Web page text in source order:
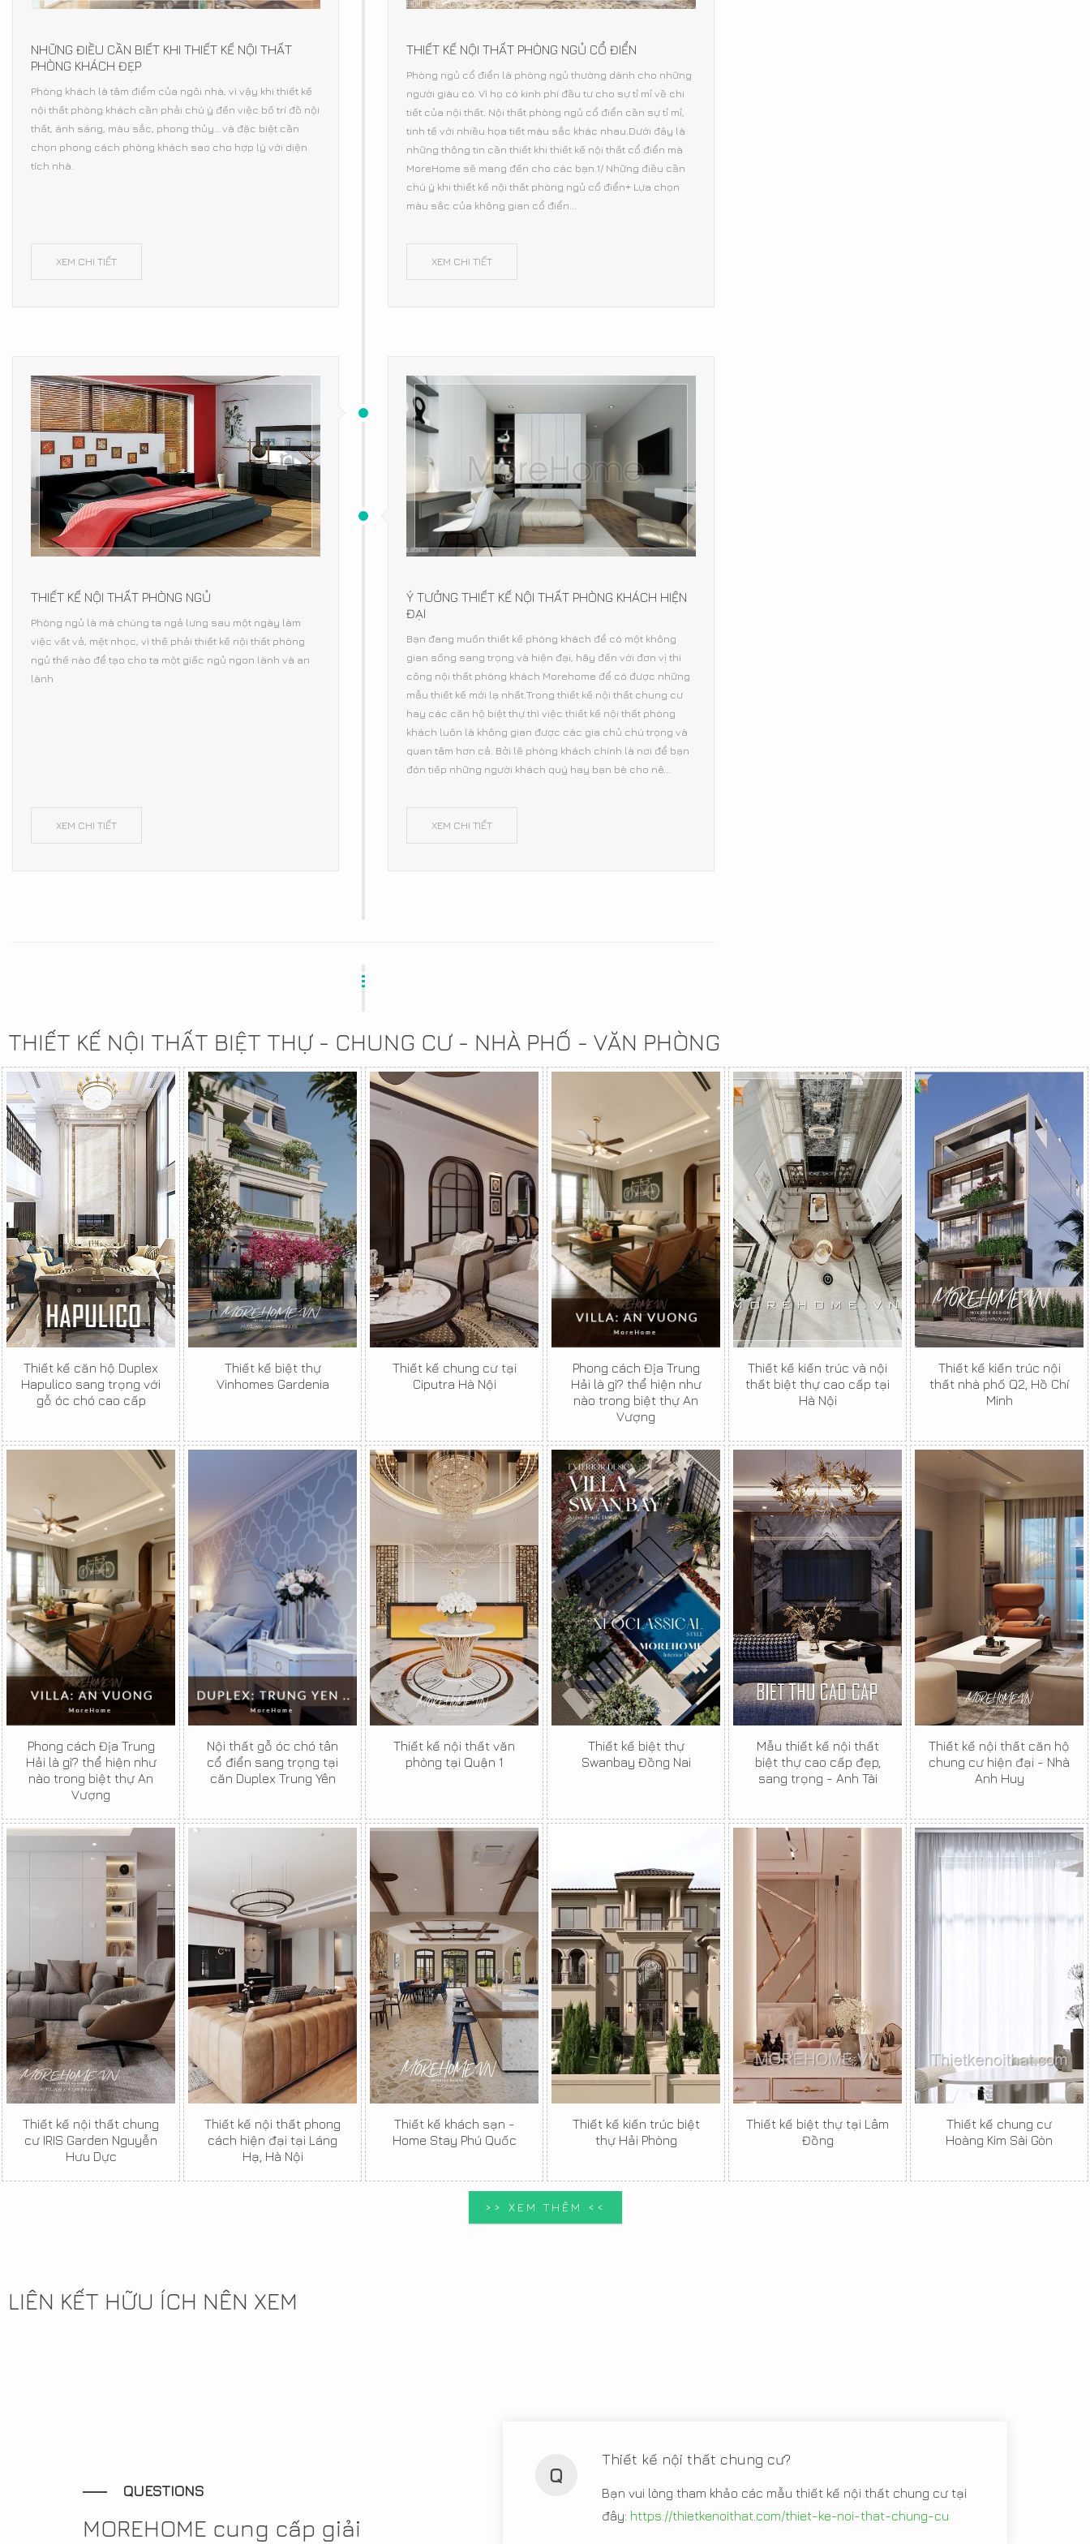
NHỮNG ĐIỀU CẦN BIẾT KHI THIẾT KẾ NỘI THẤT
PHÒNG KHÁCH ĐẸP
Phòng khách là tâm điểm của ngôi nhà, vì vậy khi thiết kế
nội thất phòng khách cần phải chú ý đến việc bố trí đồ nội
thất, ánh sáng, màu sắc, phong thủy… và đặc biệt cần
chọn phong cách phòng khách sao cho hợp lý với diện
tích nhà.
XEM CHI TIẾT
THIẾT KẾ NỘI THẤT PHÒNG NGỦ CỔ ĐIỂN
Phòng ngủ cổ điển là phòng ngủ thường dành cho những
người giàu có. Vì họ có kinh phí đầu tư cho sự tỉ mỉ về chi
tiết của nội thất. Nội thất phòng ngủ cổ điển cần sự tỉ mỉ,
tinh tế với nhiều họa tiết màu sắc khác nhau.Dưới đây là
những thông tin cần thiết khi thiết kế nội thất cổ điển mà
MoreHome sẽ mang đến cho các bạn.1/ Những điều cần
chú ý khi thiết kế nội thất phòng ngủ cổ điển+ Lựa chọn
màu sắc của không gian cổ điển...
XEM CHI TIẾT
THIẾT KẾ NỘI THẤT PHÒNG NGỦ
Phòng ngủ là mà chúng ta ngả lưng sau một ngày làm
việc vất vả, mệt nhọc, vì thế phải thiết kế nội thất phòng
ngủ thế nào để tạo cho ta một giấc ngủ ngon lành và an
lành
XEM CHI TIẾT
Ý TƯỞNG THIẾT KẾ NỘI THẤT PHÒNG KHÁCH HIỆN
ĐẠI
Bạn đang muốn thiết kế phòng khách để có một không
gian sống sang trọng và hiện đại, hãy đến với đơn vị thi
công nội thất phòng khách Morehome để có được những
mẫu thiết kế mới lạ nhất.Trong thiết kế nội thất chung cư
hay các căn hộ biệt thự thì việc thiết kế nội thất phòng
khách luôn là không gian được các gia chủ chú trọng và
quan tâm hơn cả. Bởi lẽ phòng khách chính là nơi để bạn
đón tiếp những người khách quý hay bạn bè cho nê...
XEM CHI TIẾT
THIẾT KẾ NỘI THẤT BIỆT THỰ - CHUNG CƯ - NHÀ PHỐ - VĂN PHÒNG
Thiết kế căn hộ Duplex
Hapulico sang trọng với
gỗ óc chó cao cấp
Thiết kế biệt thự
Vinhomes Gardenia
Thiết kế chung cư tại
Ciputra Hà Nội
Phong cách Địa Trung
Hải là gì? thể hiện như
nào trong biệt thự An
Vượng
Thiết kế kiến trúc và nội
thất biệt thự cao cấp tại
Hà Nội
Thiết kế kiến trúc nội
thất nhà phố Q2, Hồ Chí
Minh
Phong cách Địa Trung
Hải là gì? thể hiện như
nào trong biệt thự An
Vượng
Nội thất gỗ óc chó tân
cổ điển sang trọng tại
căn Duplex Trung Yên
Thiết kế nội thất văn
phòng tại Quận 1
Thiết kế biệt thự
Swanbay Đồng Nai
Mẫu thiết kế nội thất
biệt thự cao cấp đẹp,
sang trọng - Anh Tài
Thiết kế nội thất căn hộ
chung cư hiện đại - Nhà
Anh Huy
Thiết kế nội thất chung
cư IRIS Garden Nguyễn
Hưu Dực
Thiết kế nội thất phong
cách hiện đại tại Láng
Hạ, Hà Nội
Thiết kế khách sạn -
Home Stay Phú Quốc
Thiết kế kiến trúc biệt
thự Hải Phòng
Thiết kế biệt thự tại Lâm
Đồng
Thiết kế chung cư
Hoàng Kim Sài Gòn
>> XEM THÊM <<
LIÊN KẾT HỮU ÍCH NÊN XEM
QUESTIONS
MOREHOME cung cấp giải
Q
Thiết kế nội thất chung cư?
Bạn vui lòng tham khảo các mẫu thiết kế nội thất chung cư tại
đây: https://thietkenoithat.com/thiet-ke-noi-that-chung-cu